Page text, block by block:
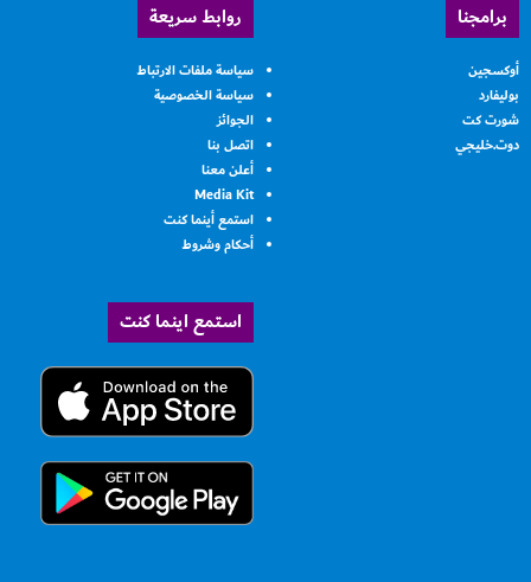
برامجنا
أوكسجين
بوليفارد
شورت كت
دوت.خليجي
روابط سريعة
سياسة ملفات الارتباط
سياسة الخصوصية
الجوائز
اتصل بنا
أعلن معنا
Media Kit
استمع أينما كنت
أحكام وشروط
استمع اينما كنت